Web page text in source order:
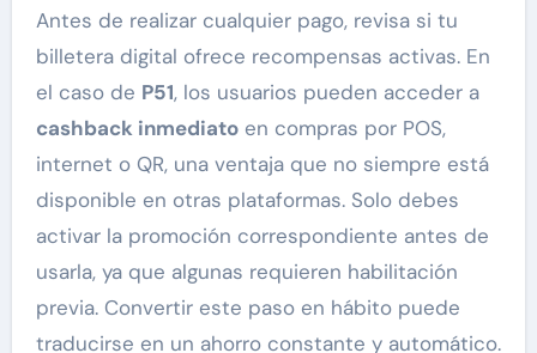
Antes de realizar cualquier pago, revisa si tu
billetera digital ofrece recompensas activas. En
el caso de P51, los usuarios pueden acceder a
cashback inmediatoen compras por POS,
internet o QR, una ventaja que no siempre está
disponible en otras plataformas. Solo debes
activar la promoción correspondiente antes de
usarla, ya que algunas requieren habilitación
previa. Convertir este paso en hábito puede
traducirse en un ahorro constante y automático.